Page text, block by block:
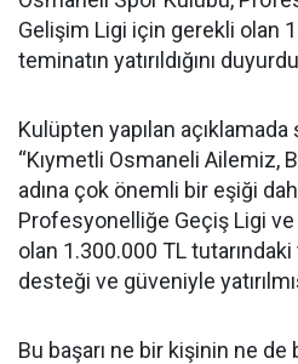
Gelişim Ligi için gerekli olan
teminatın yatırıldığını
Kulüpten yapılan
“Kıymetli Osmaneli Ailemiz,
adına çok önemli bir eşiği
Profesyonelliğe Geçiş Ligi
olan 1.300.000 TL
desteği ve güveniyle
Bu başarı ne bir kişinin ne de